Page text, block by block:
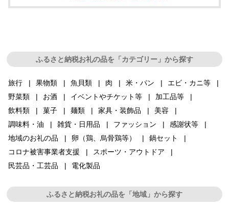
ふるさと納税お礼の品を「カテゴリー」から探す
旅行 果物類 魚貝類 肉 米・パン
エビ・カニ等
野菜類
お酒 イベントやチケット等
加工品等
飲料類
菓子 麺類 家具・装飾品
美容
調味料・油
雑貨・日用品 ファッション
感謝状等
地域のお礼の品
卵（鶏、烏骨鶏等）
鍋セット
コロナ被害事業者支援
スポーツ・アウトドア
民芸品・工芸品
電化製品
ふるさと納税お礼の品を「地域」から探す